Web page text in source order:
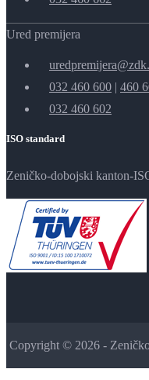
Ured premijera
032 460 600 | 460
032 460 602
ISO standard
Zeničko-dobojski kanton-
Copyright © 2026 -